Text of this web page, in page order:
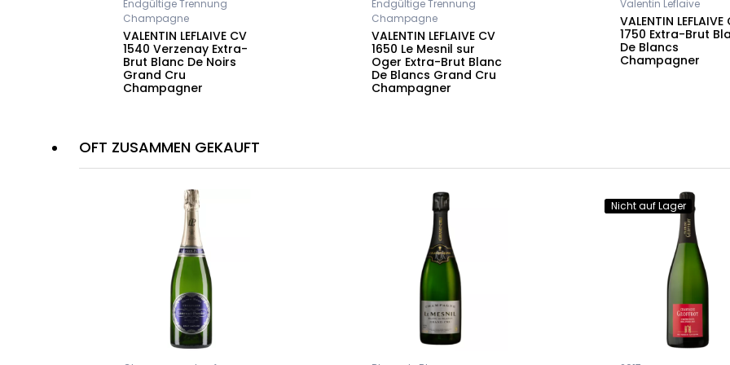
Endgültige Trennung
Champagne
VALENTIN LEFLAIVE CV
1540 Verzenay Extra-
Brut Blanc De Noirs
Grand Cru
Champagner
Endgültige Trennung
Champagne
VALENTIN LEFLAIVE CV
1650 Le Mesnil sur
Oger Extra-Brut Blanc
De Blancs Grand Cru
Champagner
Valentin Leflaive
VALENTIN LEFLAIVE
1750 Extra-Brut
De Blancs
Champagner
OFT ZUSAMMEN GEKAUFT
Nicht auf Lager